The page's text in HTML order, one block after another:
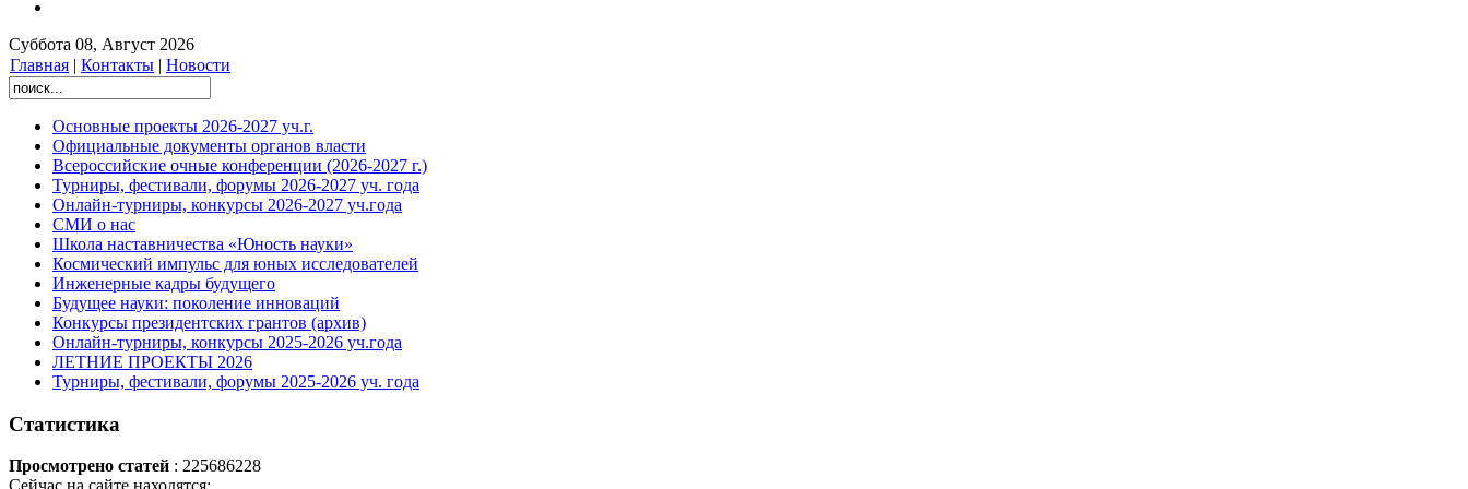
Суббота 08, Август 2026
Главная | Контакты | Новости
Основные проекты 2026-2027 уч.г.
Официальные документы органов власти
Всероссийские очные конференции (2026-2027 г.)
Турниры, фестивали, форумы 2026-2027 уч. года
Онлайн-турниры, конкурсы 2026-2027 уч.года
СМИ о нас
Школа наставничества «Юность науки»
Космический импульс для юных исследователей
Инженерные кадры будущего
Будущее науки: поколение инноваций
Конкурсы президентских грантов (архив)
Онлайн-турниры, конкурсы 2025-2026 уч.года
ЛЕТНИЕ ПРОЕКТЫ 2026
Турниры, фестивали, форумы 2025-2026 уч. года
Статистика
Просмотрено статей : 225686228